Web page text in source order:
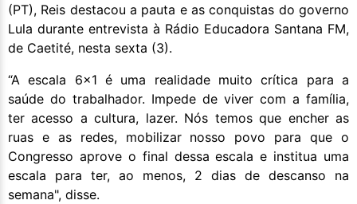
(PT), Reis destacou a pauta e as conquistas do governo
Lula durante entrevista à Rádio Educadora Santana FM,
de Caetité, nesta sexta (3).
“A escala 6x1 é uma realidade muito crítica para a
saúde do trabalhador. Impede de viver com a família,
ter acesso a cultura, lazer. Nós temos que encher as
ruas e as redes, mobilizar nosso povo para que o
Congresso aprove o final dessa escala e institua uma
escala para ter, ao menos, 2 dias de descanso na
semana", disse.